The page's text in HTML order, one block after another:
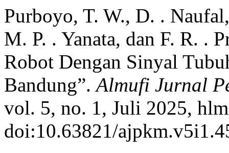
Purboyo, T. W., D. .
M. P. . Yanata, dan F. R. .
Robot Dengan Sinyal
Bandung”.Almufi Jurnal
vol. 5, no. 1, Juli 2025,
doi:10.63821/